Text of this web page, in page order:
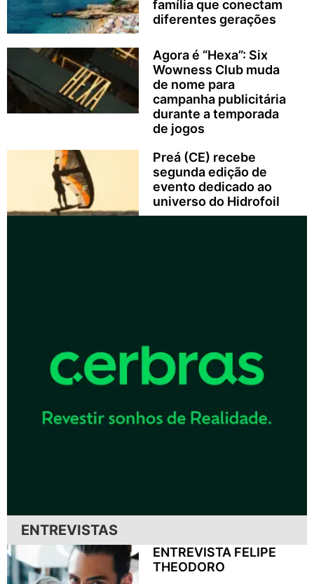
família que conectam
diferentes gerações
Agora é “Hexa”: Six
Wowness Club muda
de nome para
campanha publicitária
durante a temporada
de jogos
Preá (CE) recebe
segunda edição de
evento dedicado ao
universo do Hidrofoil
ENTREVISTAS
ENTREVISTA FELIPE
THEODORO